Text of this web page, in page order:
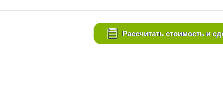
Рассчитать стоимость и